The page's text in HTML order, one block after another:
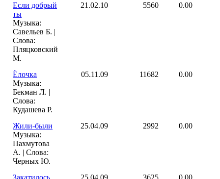
Если добрый
ты
Музыка:
Савельев Б. |
Слова:
Пляцковский
М.
21.02.10 5560 0.00
Ёлочка
Музыка:
Бекман Л. |
Слова:
Кудашева Р.
05.11.09 11682 0.00
Жили-были
Музыка:
Пахмутова
А. | Слова:
Черных Ю.
25.04.09 2992 0.00
Закатилось
25.04.09 3625 0.00